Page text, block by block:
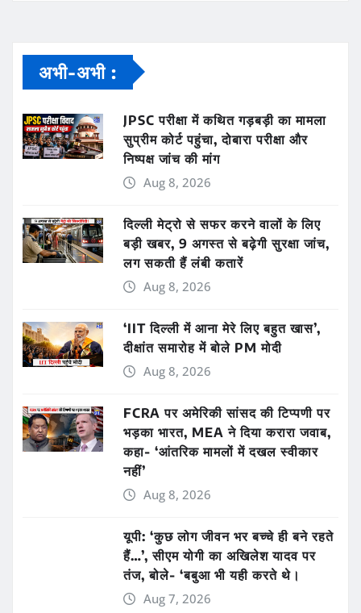
अभी-अभी :
JPSC परीक्षा में कथित गड़बड़ी का मामला
सुप्रीम कोर्ट पहुंचा, दोबारा परीक्षा और
निष्पक्ष जांच की मांग
Aug 8, 2026
दिल्ली मेट्रो से सफर करने वालों के लिए
बड़ी खबर, 9 अगस्त से बढ़ेगी सुरक्षा जांच,
लग सकती हैं लंबी कतारें
Aug 8, 2026
‘IIT दिल्ली में आना मेरे लिए बहुत खास’,
दीक्षांत समारोह में बोले PM मोदी
Aug 8, 2026
FCRA पर अमेरिकी सांसद की टिप्पणी पर
भड़का भारत, MEA ने दिया करारा जवाब,
कहा- ‘आंतरिक मामलों में दखल स्वीकार
नहीं’
Aug 8, 2026
यूपी: ‘कुछ लोग जीवन भर बच्चे ही बने रहते
हैं…’, सीएम योगी का अखिलेश यादव पर
तंज, बोले- ‘बबुआ भी यही करते थे।
Aug 7, 2026